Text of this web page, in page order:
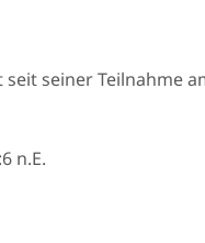
seiner Teilnahme
n.E.